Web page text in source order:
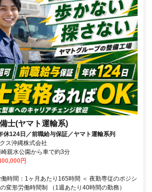
士(ヤマト運輸系)
休124日／前職給与保証／ヤマト運輸系列
ス沖縄株式会社
親水公園から車で約3分
円
時間：1ヶ月あたり165時間 ＜ 夜勤専従のポジシ
変形労働時間制 （1週あたり40時間の勤務）